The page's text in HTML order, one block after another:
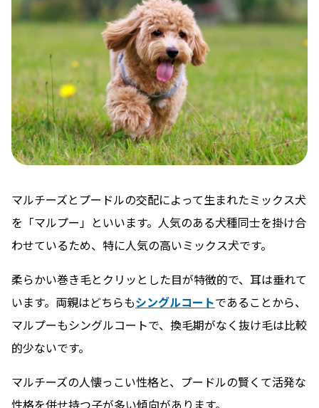
マルチーズとプードルの交配によって生まれたミックス犬
を「マルプー」といいます。人気のある犬種同士を掛け合
わせているため、特に人気の高いミックス犬です。
柔らかい巻き毛とクリッとした目が特徴的で、耳は垂れて
います。両親はどちらもシングルコートであることから、
マルプーもシングルコートで、換毛期がなく抜け毛は比較
的少ないです。
マルチーズの人懐っこい性格と、プードルの賢くて活発な
性格を併せ持つ子が多い傾向があります。